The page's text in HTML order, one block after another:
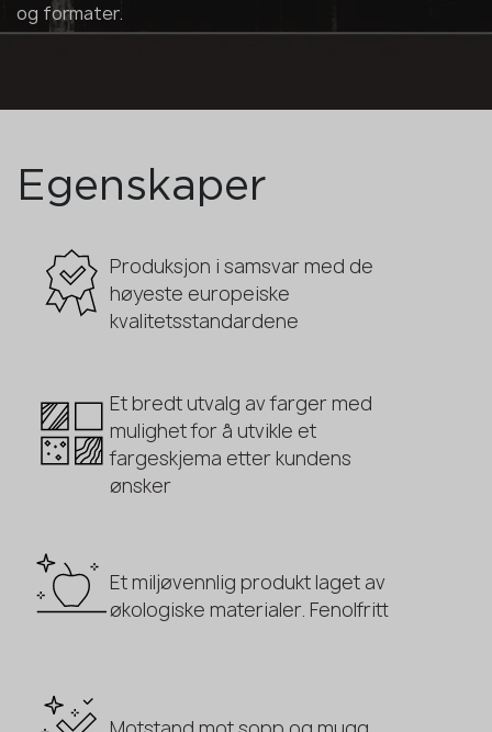
og formater.
Egenskaper
Produksjon i samsvar med de
høyeste europeiske
kvalitetsstandardene
Et bredt utvalg av farger med
mulighet for å utvikle et
fargeskjema etter kundens
ønsker
Et miljøvennlig produkt laget av
økologiske materialer. Fenolfritt